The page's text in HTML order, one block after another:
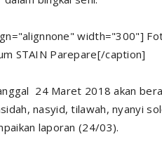
width="300"]
STAIN Parepare[/caption]
24 Maret 2018 akan
nasyid, tilawah, nyanyi
laporan (24/03).